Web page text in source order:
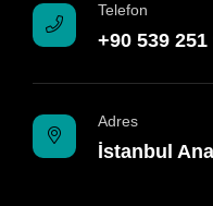
Telefon
+90 539 251
Adres
İstanbul